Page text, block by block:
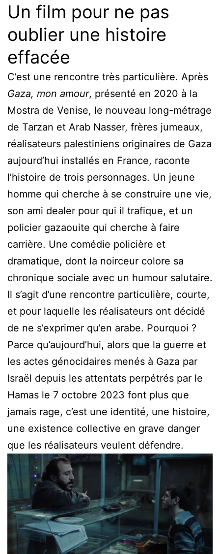
Un film pour ne pas
oublier une histoire
effacée
C’est une rencontre très particulière. Après
Gaza, mon amour, présenté en 2020 à la
Mostra de Venise, le nouveau long-métrage
de Tarzan et Arab Nasser, frères jumeaux,
réalisateurs palestiniens originaires de Gaza
aujourd’hui installés en France, raconte
l’histoire de trois personnages. Un jeune
homme qui cherche à se construire une vie,
son ami dealer pour qui il trafique, et un
policier gazaouite qui cherche à faire
carrière. Une comédie policière et
dramatique, dont la noirceur colore sa
chronique sociale avec un humour salutaire.
Il s’agit d’une rencontre particulière, courte,
et pour laquelle les réalisateurs ont décidé
de ne s’exprimer qu’en arabe. Pourquoi ?
Parce qu’aujourd’hui, alors que la guerre et
les actes génocidaires menés à Gaza par
Israël depuis les attentats perpétrés par le
Hamas le 7 octobre 2023 font plus que
jamais rage, c’est une identité, une histoire,
une existence collective en grave danger
que les réalisateurs veulent défendre.